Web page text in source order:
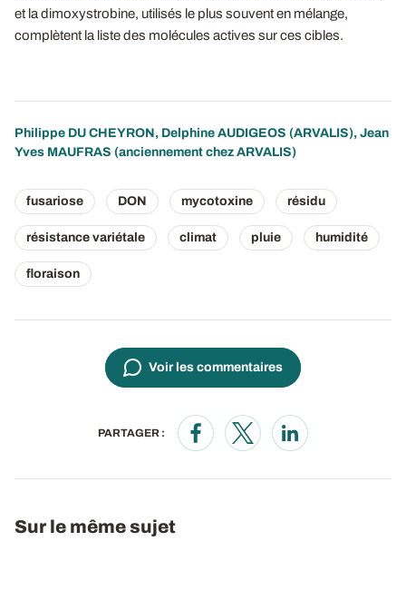
et la dimoxystrobine, utilisés le plus souvent en mélange,
complètent la liste des molécules actives sur ces cibles.
Philippe DU CHEYRON, Delphine AUDIGEOS (ARVALIS), Jean
Yves MAUFRAS (anciennement chez ARVALIS)
fusariose DON mycotoxine résidu
résistance variétale climat pluie humidité
floraison
Voir les commentaires
PARTAGER :
Opens in a new window
Opens in a new window
Opens in a new
Sur le même sujet